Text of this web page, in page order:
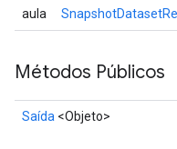
aula
Métodos Públicos
Saída <Objeto>